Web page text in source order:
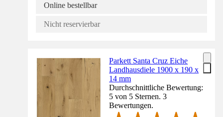
Online bestellbar
Nicht reservierbar
Parkett Santa Cruz Eiche
Landhausdiele 1900 x 190 x
14 mm
Durchschnittliche Bewertung:
5 von 5 Sternen. 3
Bewertungen.